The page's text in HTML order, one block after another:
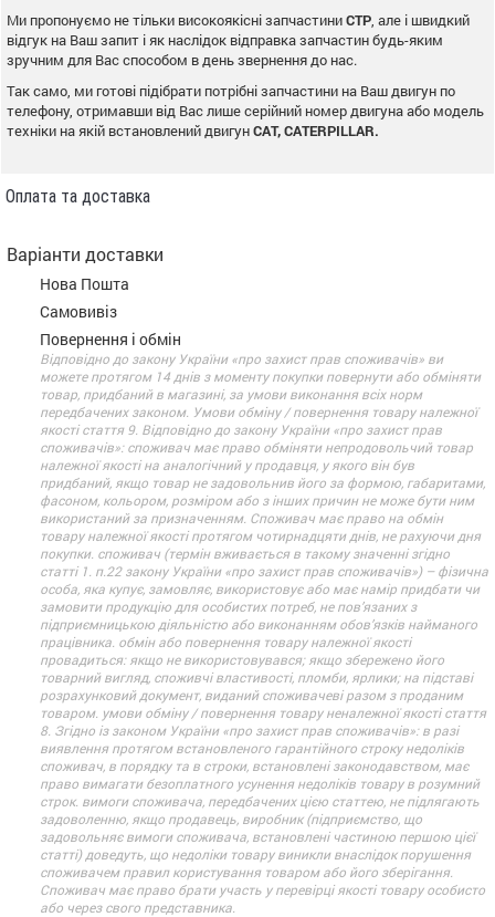
Ми пропонуємо не тільки високоякісні запчастиниCTP , але і швидкий
відгук на Ваш запит і як наслідок відправка запчастин будь-яким
зручним для Вас способом в день звернення до нас.
Так само, ми готові підібрати потрібні запчастини на Ваш двигун по
телефону, отримавши від Вас лише серійний номер двигуна або модель
техніки на якій встановлений двигунCAT, CATERPILLAR.
Оплата та доставка
Варіанти доставки
Нова Пошта
Самовивіз
Повернення і обмін
Відповідно до закону України «про захист прав споживачів» ви
можете протягом 14 днів з моменту покупки повернути або обміняти
товар, придбаний в магазині, за умови виконання всіх норм
передбачених законом. Умови обміну / повернення товару належної
якості стаття 9. Відповідно до закону України «про захист прав
споживачів»: споживач має право обміняти непродовольчий товар
належної якості на аналогічний у продавця, у якого він був
придбаний, якщо товар не задовольнив його за формою, габаритами,
фасоном, кольором, розміром або з інших причин не може бути ним
використаний за призначенням. Споживач має право на обмін
товару належної якості протягом чотирнадцяти днів, не рахуючи дня
покупки. споживач (термін вживається в такому значенні згідно
статті 1. п.22 закону України «про захист прав споживачів») – фізична
особа, яка купує, замовляє, використовує або має намір придбати чи
замовити продукцію для особистих потреб, не пов’язаних з
підприємницькою діяльністю або виконанням обов’язків найманого
працівника. обмін або повернення товару належної якості
провадиться: якщо не використовувався; якщо збережено його
товарний вигляд, споживчі властивості, пломби, ярлики; на підставі
розрахунковий документ, виданий споживачеві разом з проданим
товаром. умови обміну / повернення товару неналежної якості стаття
8. Згідно із законом України «про захист прав споживачів»: в разі
виявлення протягом встановленого гарантійного строку недоліків
споживач, в порядку та в строки, встановлені законодавством, має
право вимагати безоплатного усунення недоліків товару в розумний
строк. вимоги споживача, передбачених цією статтею, не підлягають
задоволенню, якщо продавець, виробник (підприємство, що
задовольняє вимоги споживача, встановлені частиною першою цієї
статті) доведуть, що недоліки товару виникли внаслідок порушення
споживачем правил користування товаром або його зберігання.
Споживач має право брати участь у перевірці якості товару особисто
або через свого представника.